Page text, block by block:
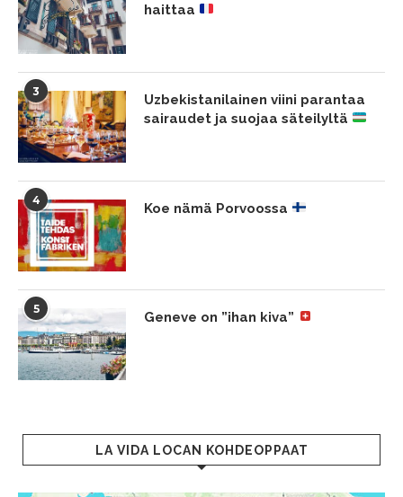
haittaa
3
Uzbekistanilainen viini parantaa
sairaudet ja suojaa säteilyltä
4
Koe nämä Porvoossa
5
Geneve on ”ihan kiva”
LA VIDA LOCAN KOHDEOPPAAT